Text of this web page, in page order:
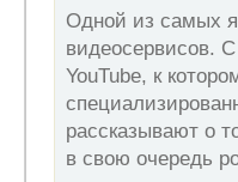
Одной из самых
видеосервисов.
YouTube, к
рассказывают о
в свою очередь